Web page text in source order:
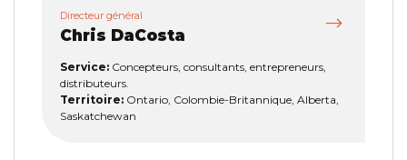
Directeur général
Chris DaCosta
Service: Concepteurs, consultants, entrepreneurs,
distributeurs.
Territoire: Ontario, Colombie-Britannique, Alberta,
Saskatchewan